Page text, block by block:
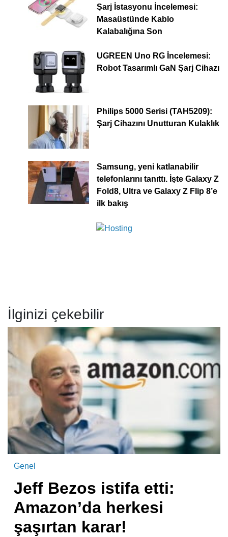
Şarj İstasyonu İncelemesi:
Masaüstünde Kablo
Kalabalığına Son
UGREEN Uno RG İncelemesi:
Robot Tasarımlı GaN Şarj Cihazı
Philips 5000 Serisi (TAH5209):
Şarj Cihazını Unutturan Kulaklık
Samsung, yeni katlanabilir
telefonlarını tanıttı. İşte Galaxy Z
Fold8, Ultra ve Galaxy Z Flip 8’e
ilk bakış
İlginizi çekebilir
Genel
Jeff Bezos istifa etti:
Amazon’da herkesi
şaşırtan karar!